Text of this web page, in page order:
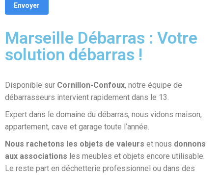
Marseille Débarras : Votre
solution débarras !
Disponible sur Cornillon-Confoux, notre équipe de
débarrasseurs intervient rapidement dans le 13.
Expert dans le domaine du débarras, nous vidons maison,
appartement, cave et garage toute l’année.
Nous rachetons les objets de valeurs et nous donnons
aux associations les meubles et objets encore utilisable.
Le reste part en déchetterie professionnel ou dans des